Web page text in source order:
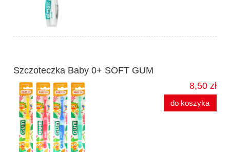
Szczoteczka Baby 0+ SOFT GUM
8,50 zł
do koszyka